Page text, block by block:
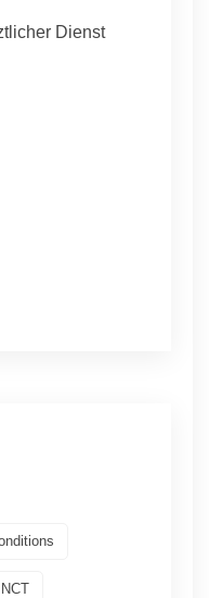
Dienst
NCT